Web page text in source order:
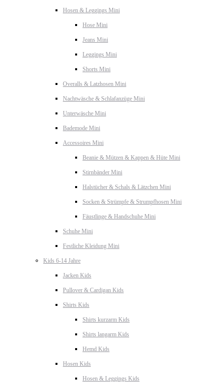
Hosen & Leggings Mini
Hose Mini
Jeans Mini
Leggings Mini
Shorts Mini
Overalls & Latzhosen Mini
Nachtwäsche & Schlafanzüge Mini
Unterwäsche Mini
Bademode Mini
Accessoires Mini
Beanie & Mützen & Kappen & Hüte Mini
Stirnbänder Mini
Halstücher & Schals & Lätzchen Mini
Socken & Strümpfe & Strumpfhosen Mini
Fäustlinge & Handschuhe Mini
Schuhe Mini
Festliche Kleidung Mini
Kids 6-14 Jahre
Jacken Kids
Pullover & Cardigan Kids
Shirts Kids
Shirts kurzarm Kids
Shirts langarm Kids
Hemd Kids
Hosen Kids
Hosen & Leggings Kids